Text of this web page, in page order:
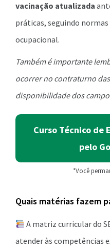
vacinação atualizada
práticas, seguindo normas
ocupacional.
Também é importante
ocorrer no contraturno
disponibilidade dos
Curso Técnico de
pelo
*Você
Quais matérias fazem
A matriz curricular do
atender às competências